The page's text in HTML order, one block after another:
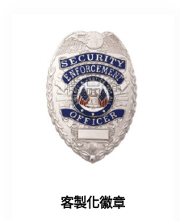
客製化徽章